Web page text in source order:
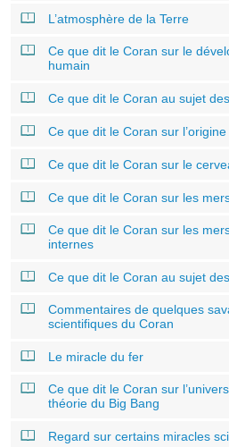
L’atmosphère de la Terre
Ce que dit le Coran sur le
humain
Ce que dit le Coran au sujet
Ce que dit le Coran sur l’origine
Ce que dit le Coran sur le
Ce que dit le Coran sur les
Ce que dit le Coran sur les
internes
Ce que dit le Coran au sujet
Commentaires de quelques
scientifiques du Coran
Le miracle du fer
Ce que dit le Coran sur
théorie du Big Bang
Regard sur certains miracles